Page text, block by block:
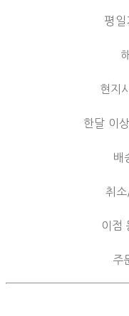
평일
현지
한달 이
배
취
이점
주